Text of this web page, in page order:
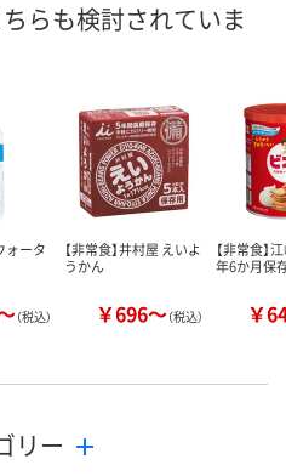
らも検討されていま
ォータ
（税込）
【非常食】井村屋 えいよ
うかん
￥696～（税込）
【非常食】
年6か月保
￥
リー